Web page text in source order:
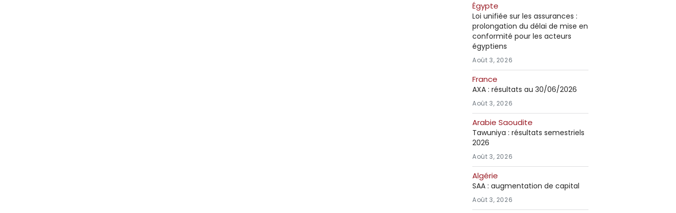
Égypte
Loi unifiée sur les assurances :
prolongation du délai de mise en
conformité pour les acteurs
égyptiens
Août 3, 2026
France
AXA : résultats au 30/06/2026
Août 3, 2026
Arabie Saoudite
Tawuniya : résultats semestriels
2026
Août 3, 2026
Algérie
SAA : augmentation de capital
Août 3, 2026